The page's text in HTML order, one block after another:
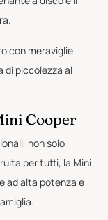
con meraviglie
di piccolezza al
Cooper
non solo
per tutti, la Mini
ad alta potenza e